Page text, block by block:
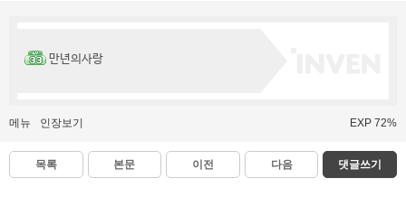
만년의사랑
메뉴 인장보기 EXP 72%
목록 본문 이전 다음 댓글쓰기